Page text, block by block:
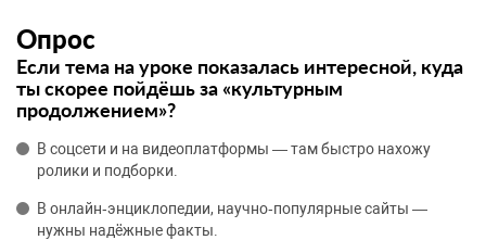
Опрос
Если тема на уроке показалась интересной, куда
ты скорее пойдёшь за «культурным
продолжением»?
В соцсети и на видеоплатформы — там быстро нахожу
ролики и подборки.
В онлайн‑энциклопедии, научно‑популярные сайты —
нужны надёжные факты.